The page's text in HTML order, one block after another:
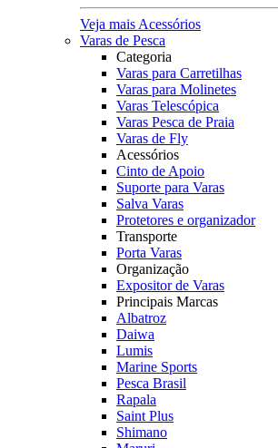
Veja mais Acessórios
Varas de Pesca
Categoria
Varas para Carretilhas
Varas para Molinetes
Varas Telescópica
Varas Pesca de Praia
Varas de Fly
Acessórios
Cinto de Apoio
Suporte para Varas
Salva Varas
Protetores e organizador
Transporte
Porta Varas
Organização
Expositor de Varas
Principais Marcas
Albatroz
Daiwa
Lumis
Marine Sports
Pesca Brasil
Rapala
Saint Plus
Shimano